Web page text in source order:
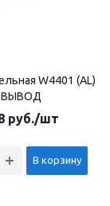
W4401 (AL)
ВЫВОД
руб./шт
В корзину